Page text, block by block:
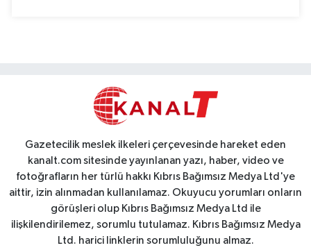
Gazetecilik meslek ilkeleri çerçevesinde hareket eden
kanalt.com sitesinde yayınlanan yazı, haber, video ve
fotoğrafların her türlü hakkı Kıbrıs Bağımsız Medya Ltd'ye
aittir, izin alınmadan kullanılamaz. Okuyucu yorumları onların
görüşleri olup Kıbrıs Bağımsız Medya Ltd ile
ilişkilendirilemez, sorumlu tutulamaz. Kıbrıs Bağımsız Medya
Ltd. harici linklerin sorumluluğunu almaz.